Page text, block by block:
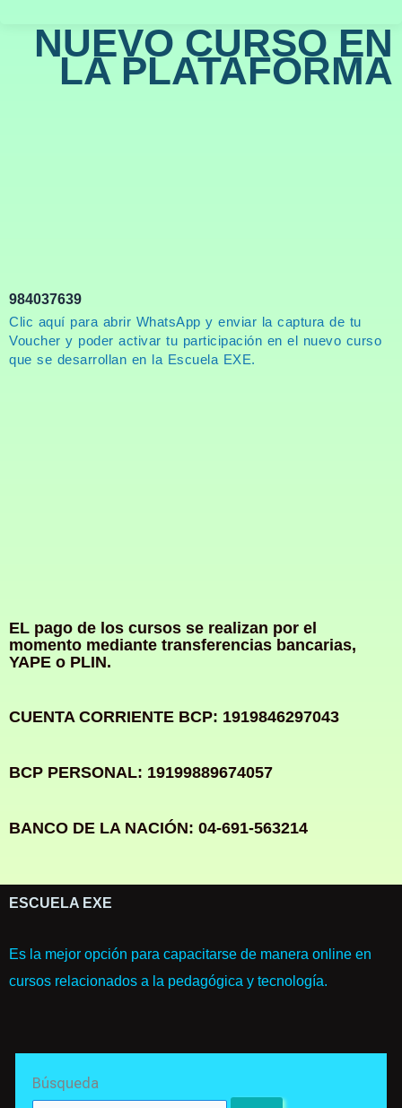
NUEVO CURSO EN
LA PLATAFORMA
984037639
Clic aquí para abrir WhatsApp y enviar la captura de tu
Voucher y poder activar tu participación en el nuevo curso
que se desarrollan en la Escuela EXE.
EL pago de los cursos se realizan por el
momento mediante transferencias bancarias,
YAPE o PLIN.
CUENTA CORRIENTE BCP: 1919846297043
BCP PERSONAL: 19199889674057
BANCO DE LA NACIÓN: 04-691-563214
ESCUELA EXE
Es la mejor opción para capacitarse de manera online en
cursos relacionados a la pedagógica y tecnología.
Búsqueda
for: